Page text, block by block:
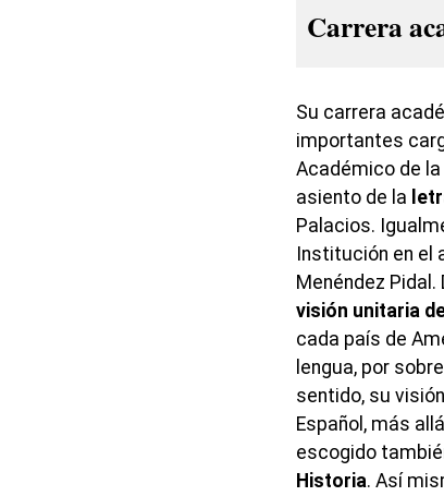
Carrera
Su carrera
importantes
Académico de la
asiento de la
Palacios.
Institución en el
Menéndez
visión unitaria
cada país de
lengua, por
sentido, su
Español, más
escogido
Historia. Así